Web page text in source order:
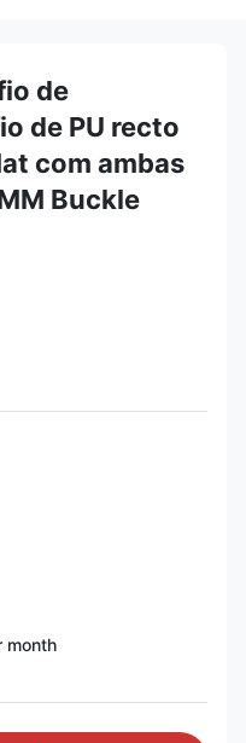
de
de PU recto
com ambas
Buckle
month